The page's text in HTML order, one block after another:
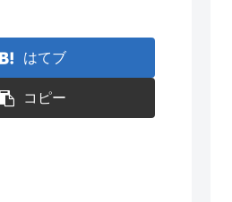
はてブ
コピー